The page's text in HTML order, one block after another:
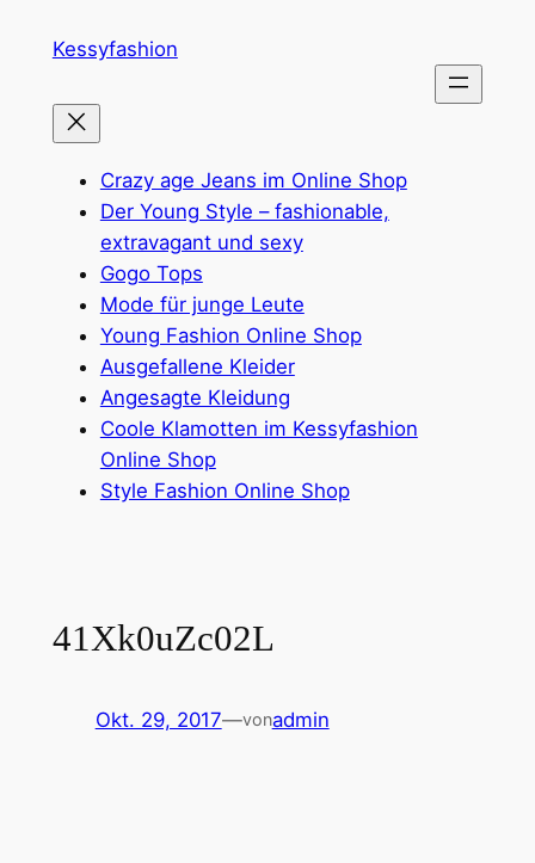
InhaltKessyfashion
Crazy age Jeans im Online Shop
Der Young Style – fashionable,
extravagant und sexy
Gogo Tops
Mode für junge Leute
Young Fashion Online Shop
Ausgefallene Kleider
Angesagte Kleidung
Coole Klamotten im Kessyfashion
Online Shop
Style Fashion Online Shop
41Xk0uZc02L
Okt. 29, 2017—vonadmin